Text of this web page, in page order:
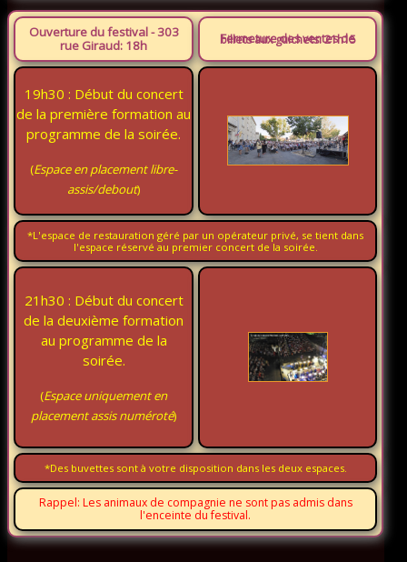
Ouverture du festival - 303
rue Giraud: 18h
Fermeture des ventes de billets aux guichets: 21h15
19h30 : Début du concert
de la première formation au
programme de la soirée.
(Espace en placement libre-
assis/debout)
*L'espace de restauration géré par un opérateur privé, se tient dans
l'espace réservé au premier concert de la soirée.
21h30 : Début du concert
de la deuxième formation
au programme de la
soirée.
(Espace uniquement en
placement assis numéroté)
*Des buvettes sont à votre disposition dans les deux espaces.
Rappel: Les animaux de compagnie ne sont pas admis dans
l'enceinte du festival.